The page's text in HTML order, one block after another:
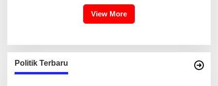
View More
Politik Terbaru